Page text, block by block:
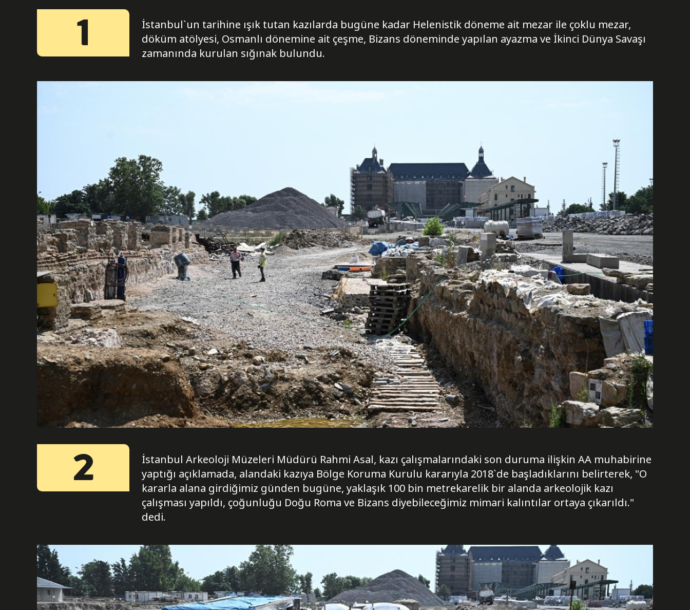
1
İstanbul`un tarihine ışık tutan kazılarda bugüne kadar Helenistik döneme ait mezar ile çoklu mezar,
döküm atölyesi, Osmanlı dönemine ait çeşme, Bizans döneminde yapılan ayazma ve İkinci Dünya Savaşı
zamanında kurulan sığınak bulundu.
2
İstanbul Arkeoloji Müzeleri Müdürü Rahmi Asal, kazı çalışmalarındaki son duruma ilişkin AA muhabirine
yaptığı açıklamada, alandaki kazıya Bölge Koruma Kurulu kararıyla 2018`de başladıklarını belirterek, "O
kararla alana girdiğimiz günden bugüne, yaklaşık 100 bin metrekarelik bir alanda arkeolojik kazı
çalışması yapıldı, çoğunluğu Doğu Roma ve Bizans diyebileceğimiz mimari kalıntılar ortaya çıkarıldı."
dedi.